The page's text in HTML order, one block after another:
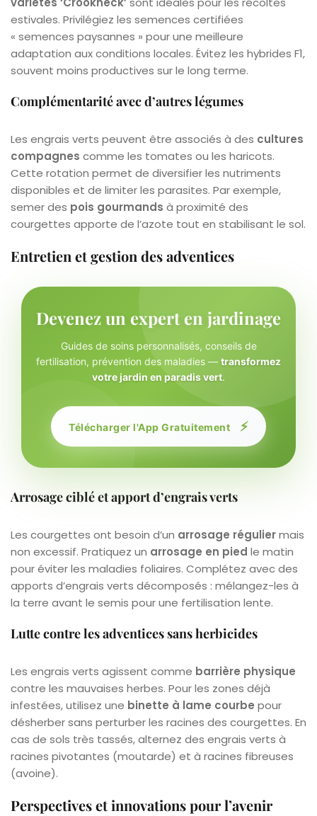
estivales. Privilégiez les semences certifiées
« semences paysannes » pour une meilleure
adaptation aux conditions locales. Évitez les hybrides F1,
souvent moins productives sur le long terme.
Complémentarité avec d’autres légumes
Les engrais verts peuvent être associés à des cultures
compagnes comme les tomates ou les haricots.
Cette rotation permet de diversifier les nutriments
disponibles et de limiter les parasites. Par exemple,
semer des pois gourmands à proximité des
courgettes apporte de l’azote tout en stabilisant le sol.
Entretien et gestion des adventices
Devenez un expert en jardinage
Guides de soins personnalisés, conseils de
fertilisation, prévention des maladies — transformez
votre jardin en paradis vert.
Télécharger l'App Gratuitement ⚡
Arrosage ciblé et apport d’engrais verts
Les courgettes ont besoin d’un arrosage réguliermais
non excessif. Pratiquez un arrosage en pied le matin
pour éviter les maladies foliaires. Complétez avec des
apports d’engrais verts décomposés : mélangez-les à
la terre avant le semis pour une fertilisation lente.
Lutte contre les adventices sans herbicides
Les engrais verts agissent comme barrière physique
contre les mauvaises herbes. Pour les zones déjà
infestées, utilisez une binette à lame courbe pour
désherber sans perturber les racines des courgettes. En
cas de sols très tassés, alternez des engrais verts à
racines pivotantes (moutarde) et à racines fibreuses
(avoine).
Perspectives et innovations pour l’avenir